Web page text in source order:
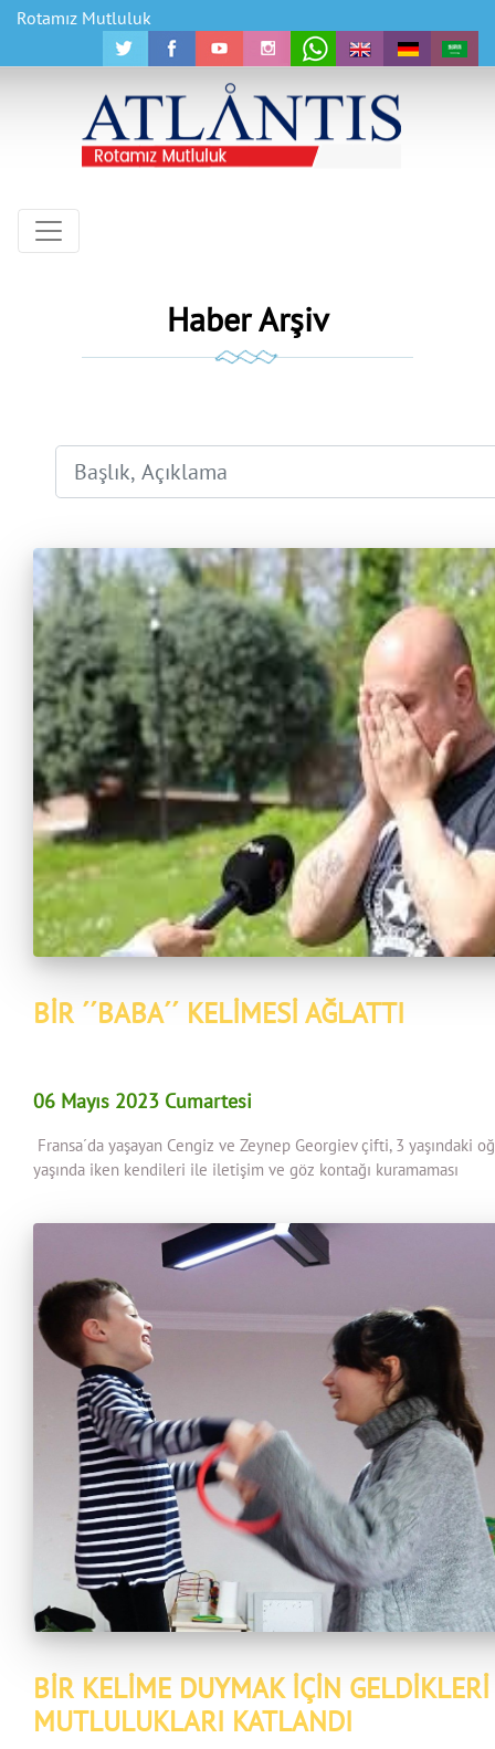
Rotamız Mutluluk
Haber Arşiv
BİR ´´BABA´´ KELİMESİ AĞLATTI
06 Mayıs 2023 Cumartesi
Fransa´da yaşayan Cengiz ve Zeynep Georgiev çifti, 3 yaşındaki
yaşında iken kendileri ile iletişim ve göz kontağı kuramaması
BİR KELİME DUYMAK İÇİN GELDİKLERİ
MUTLULUKLARI KATLANDI